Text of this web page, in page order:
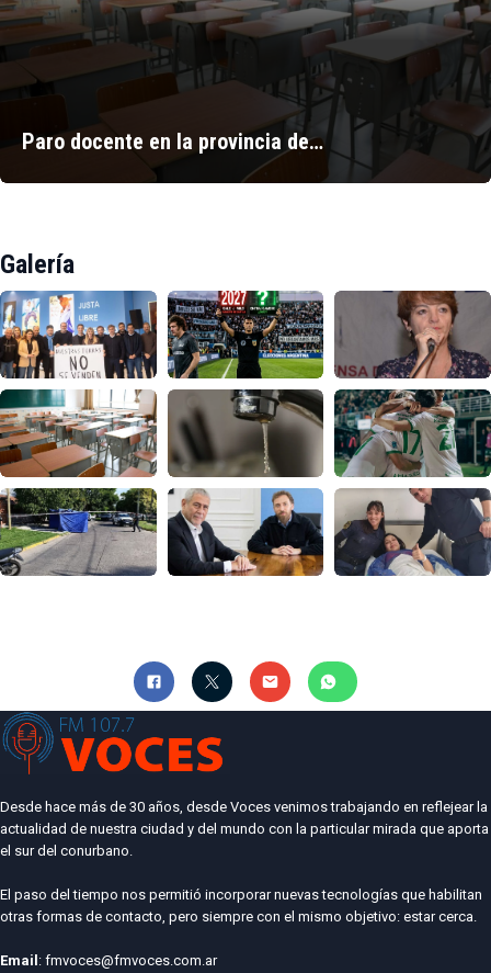
Paro docente en la provincia de…
Galería
Desde hace más de 30 años, desde Voces venimos trabajando en reflejear la
actualidad de nuestra ciudad y del mundo con la particular mirada que aporta
el sur del conurbano.
El paso del tiempo nos permitió incorporar nuevas tecnologías que habilitan
otras formas de contacto, pero siempre con el mismo objetivo: estar cerca.
Email : fmvoces@fmvoces.com.ar